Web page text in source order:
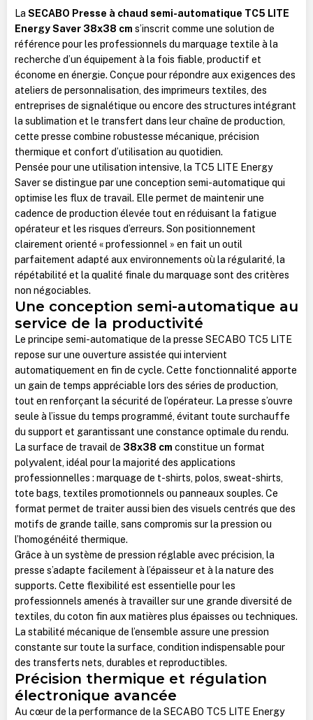
La SECABO Presse à chaud semi-automatique TC5 LITE
Energy Saver 38x38 cm s’inscrit comme une solution de
référence pour les professionnels du marquage textile à la
recherche d’un équipement à la fois fiable, productif et
économe en énergie. Conçue pour répondre aux exigences des
ateliers de personnalisation, des imprimeurs textiles, des
entreprises de signalétique ou encore des structures intégrant
la sublimation et le transfert dans leur chaîne de production,
cette presse combine robustesse mécanique, précision
thermique et confort d’utilisation au quotidien.
Pensée pour une utilisation intensive, la TC5 LITE Energy
Saver se distingue par une conception semi-automatique qui
optimise les flux de travail. Elle permet de maintenir une
cadence de production élevée tout en réduisant la fatigue
opérateur et les risques d’erreurs. Son positionnement
clairement orienté « professionnel » en fait un outil
parfaitement adapté aux environnements où la régularité, la
répétabilité et la qualité finale du marquage sont des critères
non négociables.
Une conception semi-automatique au
service de la productivité
Le principe semi-automatique de la presse SECABO TC5 LITE
repose sur une ouverture assistée qui intervient
automatiquement en fin de cycle. Cette fonctionnalité apporte
un gain de temps appréciable lors des séries de production,
tout en renforçant la sécurité de l’opérateur. La presse s’ouvre
seule à l’issue du temps programmé, évitant toute surchauffe
du support et garantissant une constance optimale du rendu.
La surface de travail de 38x38 cm constitue un format
polyvalent, idéal pour la majorité des applications
professionnelles : marquage de t-shirts, polos, sweat-shirts,
tote bags, textiles promotionnels ou panneaux souples. Ce
format permet de traiter aussi bien des visuels centrés que des
motifs de grande taille, sans compromis sur la pression ou
l’homogénéité thermique.
Grâce à un système de pression réglable avec précision, la
presse s’adapte facilement à l’épaisseur et à la nature des
supports. Cette flexibilité est essentielle pour les
professionnels amenés à travailler sur une grande diversité de
textiles, du coton fin aux matières plus épaisses ou techniques.
La stabilité mécanique de l’ensemble assure une pression
constante sur toute la surface, condition indispensable pour
des transferts nets, durables et reproductibles.
Précision thermique et régulation
électronique avancée
Au cœur de la performance de la SECABO TC5 LITE Energy